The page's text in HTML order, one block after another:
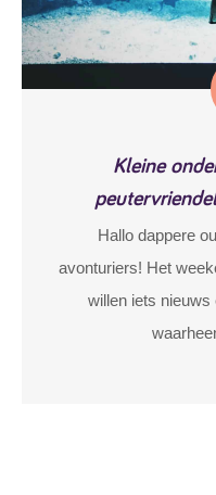
Kleine
Hallo dappere
avonturiers! Het
willen iets nieuws